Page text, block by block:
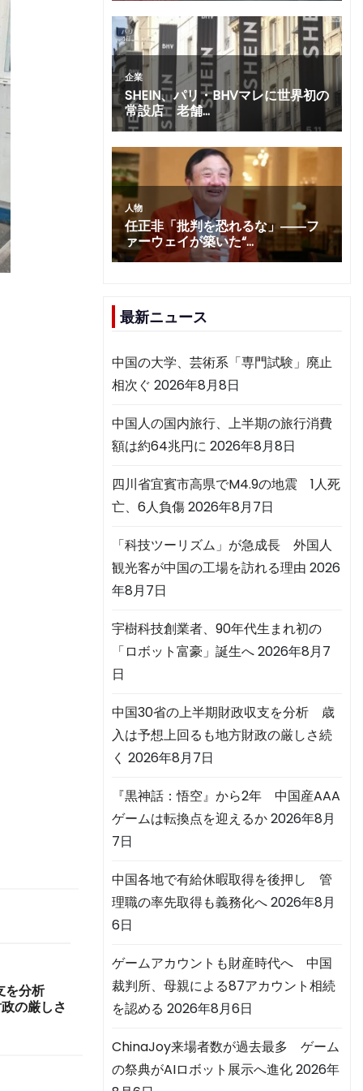
を分析
の厳しさ
最新ニュース
中国の大学、芸術系「専門試験」廃止
相次ぐ 2026年8月8日
中国人の国内旅行、上半期の旅行消費
額は約64兆円に 2026年8月8日
四川省宜賓市高県でM4.9の地震 1人死
亡、6人負傷2026年8月7日
「科技ツーリズム」が急成長 外国人
観光客が中国の工場を訪れる理由 2026
年8月7日
宇樹科技創業者、90年代生まれ初の
「ロボット富豪」誕生へ2026年8月7
日
中国30省の上半期財政収支を分析 歳
入は予想上回るも地方財政の厳しさ続
く 2026年8月7日
『黒神話：悟空』から2年 中国産AAA
ゲームは転換点を迎えるか2026年8月
7日
中国各地で有給休暇取得を後押し 管
理職の率先取得も義務化へ2026年8月
6日
ゲームアカウントも財産時代へ 中国
裁判所、母親による87アカウント相続
を認める 2026年8月6日
ChinaJoy来場者数が過去最多 ゲーム
の祭典がAIロボット展示へ進化2026年